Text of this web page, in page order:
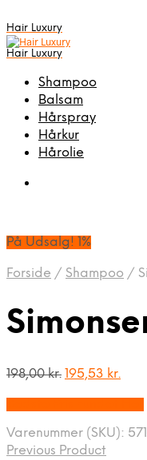
Hair Luxury
Hair Luxury
Shampoo
Balsam
Hårspray
Hårkur
Hårolie
På Udsalg! 1%
Forside / Shampoo /
198,00kr. Den
198,00 kr..
195,53 kr.
Varenummer (SKU):
Previous Product